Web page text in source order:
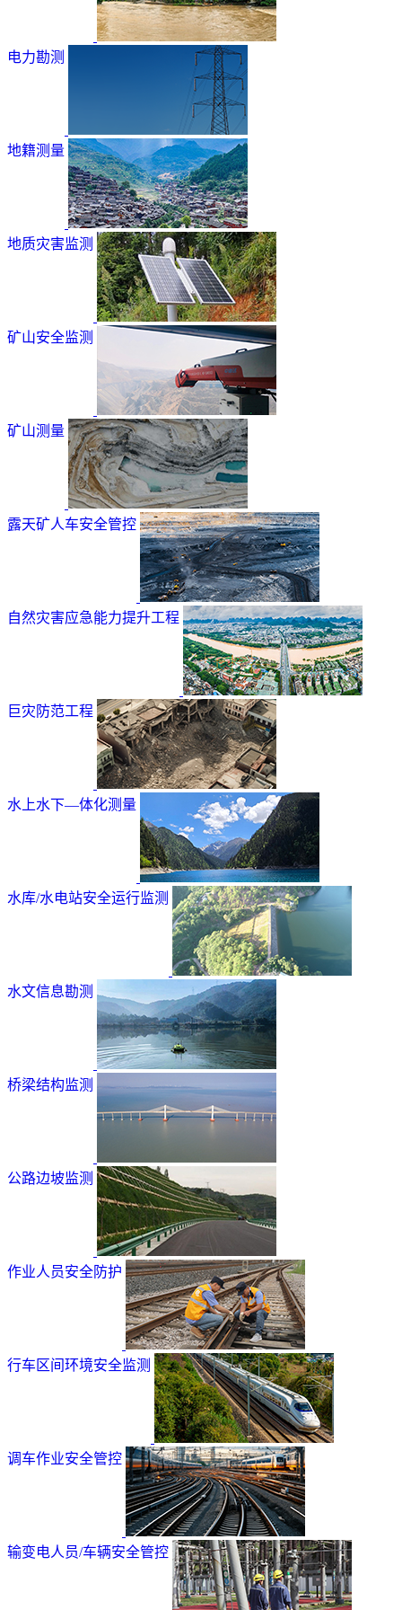
电力勘测
地籍测量
地质灾害监测
矿山安全监测
矿山测量
露天矿人车安全管控
自然灾害应急能力提升工程
巨灾防范工程
水上水下—体化测量
水库/水电站安全运行监测
水文信息勘测
桥梁结构监测
公路边坡监测
作业人员安全防护
行车区间环境安全监测
调车作业安全管控
输变电人员/车辆安全管控